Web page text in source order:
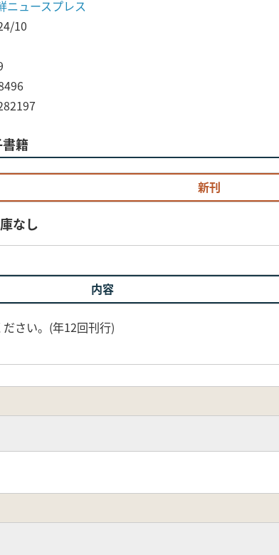
ニュースプレス
10
籍
新刊
なし
内容
さい。(年12回刊行)